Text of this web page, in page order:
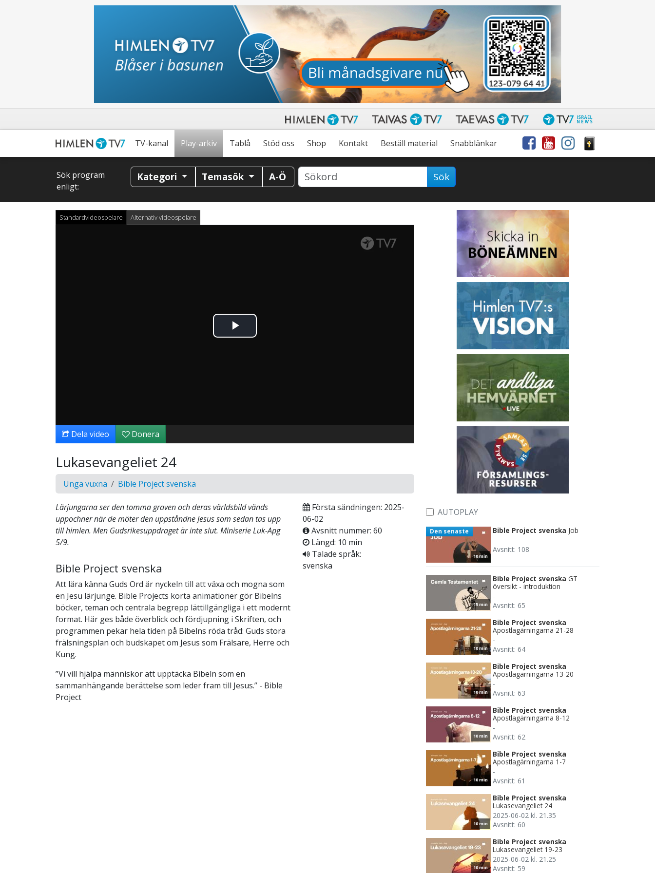
TV-kanal Play-arkiv Tablå Stöd oss Shop Kontakt Beställ material Snabblänkar
Sök program
enligt:
Kategori Temasök A-Ö Sök
Standardvideospelare Alternativ videospelare
Spela
Dela video Donera
Lukasevangeliet 24
Unga vuxna Bible Project svenska
Lärjungarna ser den tomma graven och deras världsbild vänds
uppochner när de möter den uppståndne Jesus som sedan tas upp
till himlen. Men Gudsrikesuppdraget är inte slut. Miniserie Luk-Apg
5/9.
Bible Project svenska
Att lära känna Guds Ord är nyckeln till att växa och mogna som
en Jesu lärjunge. Bible Projects korta animationer gör Bibelns
böcker, teman och centrala begrepp lättillgängliga i ett modernt
format. Här ges både överblick och fördjupning i Skriften, och
programmen pekar hela tiden på Bibelns röda tråd: Guds stora
frälsningsplan och budskapet om Jesus som Frälsare, Herre och
Kung.
”Vi vill hjälpa människor att upptäcka Bibeln som en
sammanhängande berättelse som leder fram till Jesus.” - Bible
Project
Första sändningen: 2025-
06-02
Avsnitt nummer: 60
Längd: 10 min
Talade språk:
svenska
AUTOPLAY
10 min
Den senaste Bible Project svenska Job
-
Avsnitt: 108
15 min
Bible Project svenska GT
översikt - introduktion
-
Avsnitt: 65
10 min
Bible Project svenska
Apostlagärningarna 21-28
-
Avsnitt: 64
10 min
Bible Project svenska
Apostlagärningarna 13-20
-
Avsnitt: 63
10 min
Bible Project svenska
Apostlagärningarna 8-12
-
Avsnitt: 62
10 min
Bible Project svenska
Apostlagärningarna 1-7
-
Avsnitt: 61
10 min
Bible Project svenska
Lukasevangeliet 24
2025-06-02 kl. 21.35
Avsnitt: 60
10 min
Bible Project svenska
Lukasevangeliet 19-23
2025-06-02 kl. 21.25
Avsnitt: 59